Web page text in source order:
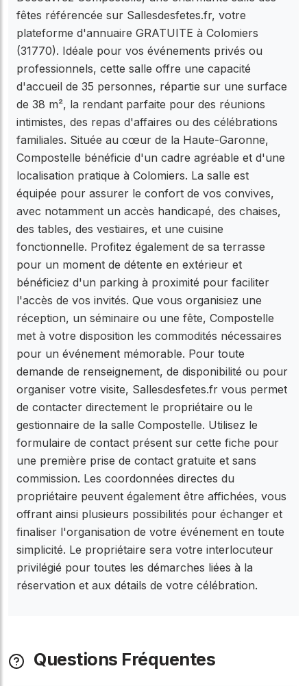
fêtes référencée sur Sallesdesfetes.fr, votre
plateforme d'annuaire GRATUITE à Colomiers
(31770). Idéale pour vos événements privés ou
professionnels, cette salle offre une capacité
d'accueil de 35 personnes, répartie sur une surface
de 38 m², la rendant parfaite pour des réunions
intimistes, des repas d'affaires ou des célébrations
familiales. Située au cœur de la Haute-Garonne,
Compostelle bénéficie d'un cadre agréable et d'une
localisation pratique à Colomiers. La salle est
équipée pour assurer le confort de vos convives,
avec notamment un accès handicapé, des chaises,
des tables, des vestiaires, et une cuisine
fonctionnelle. Profitez également de sa terrasse
pour un moment de détente en extérieur et
bénéficiez d'un parking à proximité pour faciliter
l'accès de vos invités. Que vous organisiez une
réception, un séminaire ou une fête, Compostelle
met à votre disposition les commodités nécessaires
pour un événement mémorable. Pour toute
demande de renseignement, de disponibilité ou pour
organiser votre visite, Sallesdesfetes.fr vous permet
de contacter directement le propriétaire ou le
gestionnaire de la salle Compostelle. Utilisez le
formulaire de contact présent sur cette fiche pour
une première prise de contact gratuite et sans
commission. Les coordonnées directes du
propriétaire peuvent également être affichées, vous
offrant ainsi plusieurs possibilités pour échanger et
finaliser l'organisation de votre événement en toute
simplicité. Le propriétaire sera votre interlocuteur
privilégié pour toutes les démarches liées à la
réservation et aux détails de votre célébration.
Questions Fréquentes